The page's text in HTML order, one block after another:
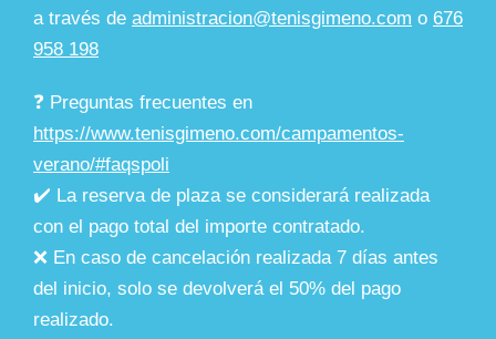
a través de administracion@tenisgimeno.com o 676
958 198
❓ Preguntas frecuentes en
https://www.tenisgimeno.com/campamentos-
verano/#faqspoli
✔️ La reserva de plaza se considerará realizada
con el pago total del importe contratado.
❌ En caso de cancelación realizada 7 días antes
del inicio, solo se devolverá el 50% del pago
realizado.